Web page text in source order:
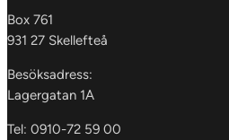
Box 761
931 27 Skellefteå
Besöksadress:
Lagergatan 1A
Tel: 0910-72 59 00